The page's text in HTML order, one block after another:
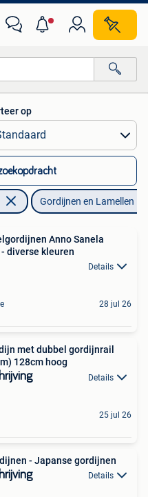
op
Gordijnen en Lamellen
Anno Sanela
diverse kleuren
Details
28 jul 26
met dubbel gordijnrail
128cm hoog
Details
25 jul 26
- Japanse gordijnen
Details